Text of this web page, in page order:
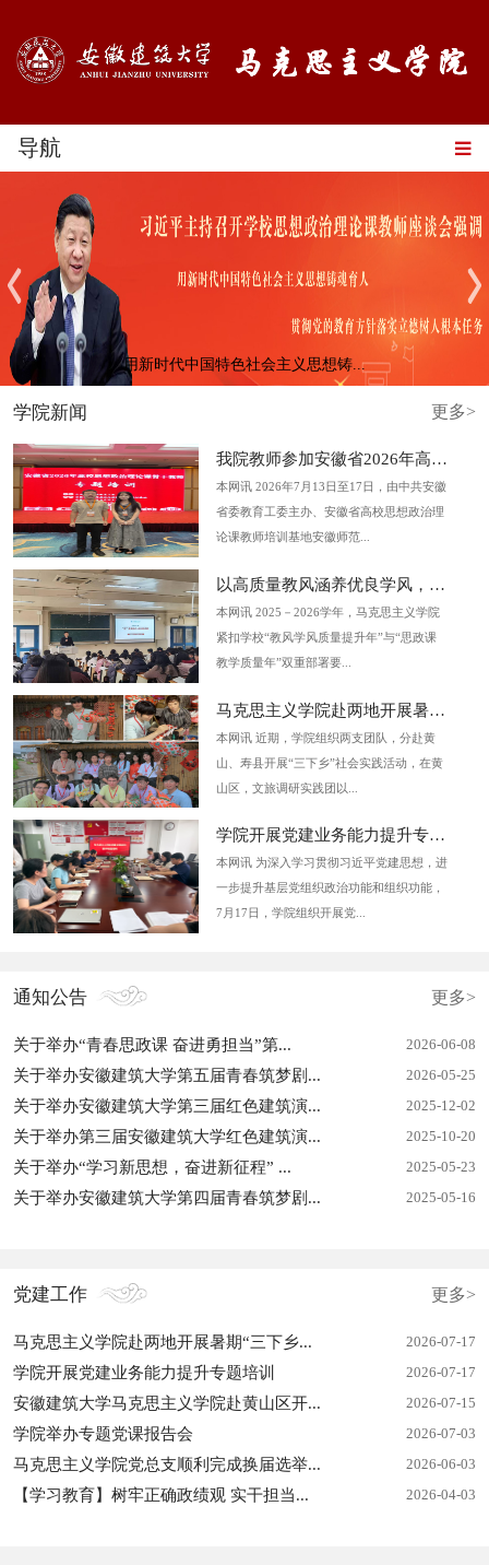
导航
用新时代中国特色社会主义思想铸...
学院新闻 更多>
我院教师参加安徽省2026年高校思...
本网讯 2026年7月13日至17日，由中共安徽
省委教育工委主办、安徽省高校思想政治理
论课教师培训基地安徽师范...
以高质量教风涵养优良学风，谱写...
本网讯 2025－2026学年，马克思主义学院
紧扣学校“教风学风质量提升年”与“思政课
教学质量年”双重部署要...
马克思主义学院赴两地开展暑期“...
本网讯 近期，学院组织两支团队，分赴黄
山、寿县开展“三下乡”社会实践活动，在黄
山区，文旅调研实践团以...
学院开展党建业务能力提升专题培...
本网讯 为深入学习贯彻习近平党建思想，进
一步提升基层党组织政治功能和组织功能，
7月17日，学院组织开展党...
通知公告 更多>
关于举办“青春思政课 奋进勇担当”第... 2026-06-08
关于举办安徽建筑大学第五届青春筑梦剧... 2026-05-25
关于举办安徽建筑大学第三届红色建筑演... 2025-12-02
关于举办第三届安徽建筑大学红色建筑演... 2025-10-20
关于举办“学习新思想，奋进新征程” ... 2025-05-23
关于举办安徽建筑大学第四届青春筑梦剧... 2025-05-16
党建工作 更多>
马克思主义学院赴两地开展暑期“三下乡... 2026-07-17
学院开展党建业务能力提升专题培训 2026-07-17
安徽建筑大学马克思主义学院赴黄山区开... 2026-07-15
学院举办专题党课报告会 2026-07-03
马克思主义学院党总支顺利完成换届选举... 2026-06-03
【学习教育】树牢正确政绩观 实干担当... 2026-04-03